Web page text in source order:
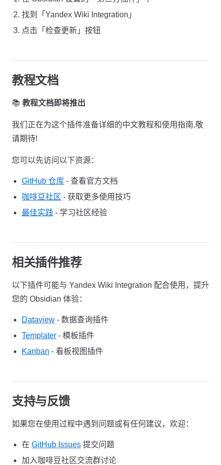
找到「Yandex Wiki Integration」
点击「检查更新」按钮
教程文档
📚 教程文档即将推出
我们正在为这个插件准备详细的中文教程和使用指南,敬
请期待!
您可以先访问以下资源：
GitHub 仓库 - 查看官方文档
咖啡豆社区 - 获取更多使用技巧
最佳实践 - 学习社区经验
相关插件推荐
以下插件可能与 Yandex Wiki Integration 配合使用，提升
您的 Obsidian 体验：
Dataview - 数据查询插件
Templater - 模板插件
Kanban - 看板视图插件
支持与反馈
如果您在使用过程中遇到问题或有任何建议，欢迎：
在 GitHub Issues 提交问题
加入咖啡豆社区交流群讨论